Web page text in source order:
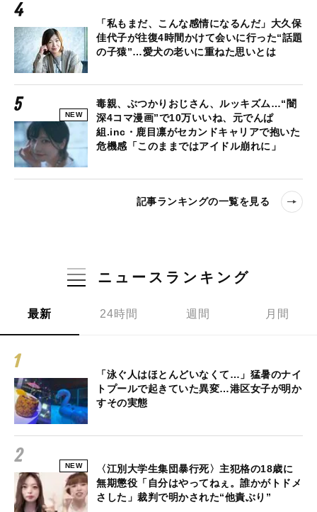
「私もまだ、こんな感情になるんだ」大久保
佳代子が往復4時間かけて会いに行った“話題
の子猿”…愛犬の老いに重ねた思いとは
NEW
毒親、ぶつかりおじさん、ルッキズム…“闇
深4コマ漫画”で10万いいね、元でんぱ
組.inc・鹿目凛がセカンドキャリアで抱いた
危機感「このままではアイドル崩れに」
記事ランキングの一覧を見る
ニュースランキング
最新 24時間 週間 月間
「泳ぐ人はほとんどいなくて…」猛暑のナイ
トプールで起きていた異変…港区女子が明か
すその実態
NEW
〈江別大学生集団暴行死〉主犯格の18歳に
無期懲役「自分はやってねぇ。誰かがトドメ
さした」裁判で明かされた“他責ぶり”